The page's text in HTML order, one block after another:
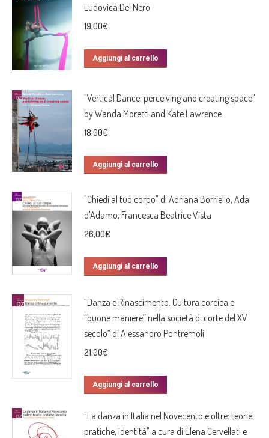
Ludovica Del Nero
19,00€
Aggiungi al carrello
"Vertical Dance: perceiving and creating space"
by Wanda Moretti and Kate Lawrence
18,00€
Aggiungi al carrello
"Chiedi al tuo corpo" di Adriana Borriello, Ada
d'Adamo, Francesca Beatrice Vista
26,00€
Aggiungi al carrello
“Danza e Rinascimento. Cultura coreica e
“buone maniere” nella società di corte del XV
secolo” di Alessandro Pontremoli
21,00€
Aggiungi al carrello
"La danza in Italia nel Novecento e oltre: teorie,
pratiche, identità" a cura di Elena Cervellati e